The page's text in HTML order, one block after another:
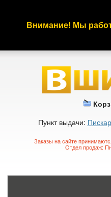
Внимание! Мы
Пункт выдачи:
Заказы на сайте
Отдел продаж: